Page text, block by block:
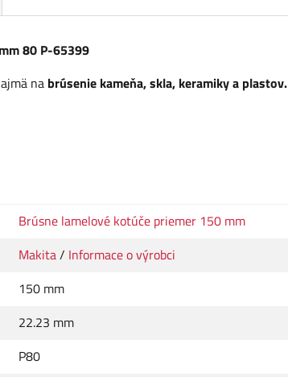
80 P-65399
na brúsenie kameňa, skla, keramiky a plastov.
Brúsne lamelové kotúče priemer 150 mm
Makita/ Informace o výrobci
150 mm
22.23 mm
P80